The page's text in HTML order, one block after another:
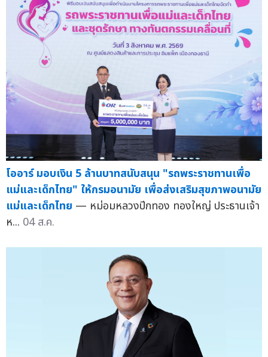
โออาร์ มอบเงิน 5 ล้านบาทสนับสนุน "รถพระราชทานเพื่อ
แม่และเด็กไทย" ให้กรมอนามัย เพื่อส่งเสริมสุขภาพอนามัย
แม่และเด็กไทย — หม่อมหลวงปีกทอง ทองใหญ่ ประธานเจ้า
ห... 04 ส.ค.